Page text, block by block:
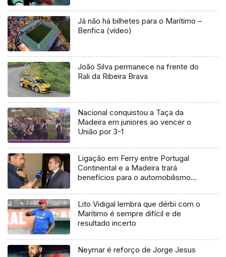
Já não há bilhetes para o Marítimo –
Benfica (vídeo)
João Silva permanece na frente do
Rali da Ribeira Brava
Nacional conquistou a Taça da
Madeira em juniores ao vencer o
União por 3-1
Ligação em Ferry entre Portugal
Continental e a Madeira trará
benefícios para o automobilismo
Lito Vidigal lembra que dérbi com o
Marítimo é sempre difícil e de
resultado incerto
Neymar é reforço de Jorge Jesus